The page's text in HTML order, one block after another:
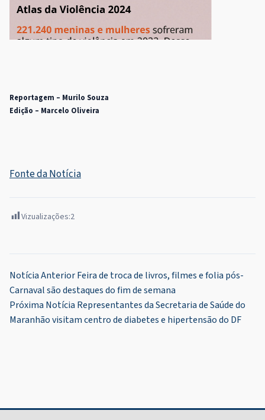
Reportagem – Murilo Souza
Edição – Marcelo Oliveira
Fonte da Notícia
Vizualizações:2
Navegação
de
Post
Notícia AnteriorFeira de troca de livros, filmes e folia pós-
Carnaval são destaques do fim de semana
Próxima Notícia Representantes da Secretaria de Saúde do
Maranhão visitam centro de diabetes e hipertensão do DF